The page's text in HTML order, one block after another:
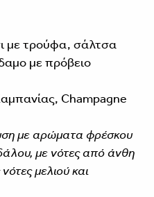
με τρούφα, σάλτσα
με πρόβειο
Champagne
με αρώματα φρέσκου
με νότες από άνθη
μελιού και